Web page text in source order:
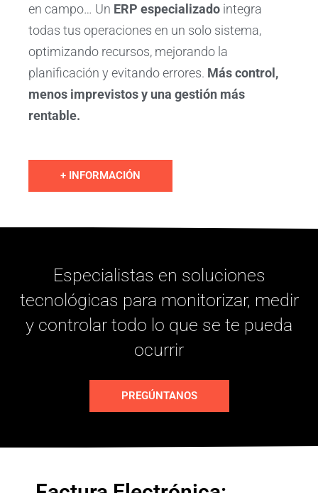
en campo… Un ERP especializado integra
todas tus operaciones en un solo sistema,
optimizando recursos, mejorando la
planificación y evitando errores. Más control,
menos imprevistos y una gestión más
rentable.
+ INFORMACIÓN
Especialistas en soluciones
tecnológicas para monitorizar, medir
y controlar todo lo que se te pueda
ocurrir
PREGÚNTANOS